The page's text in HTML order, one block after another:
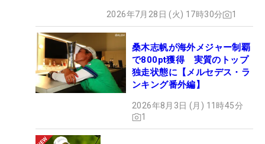
2026年7月28日 (火) 17時30分 1
桑木志帆が海外メジャー制覇
で800pt獲得 実質のトップ
独走状態に【メルセデス・ラ
ンキング番外編】
2026年8月3日 (月) 11時45分
1